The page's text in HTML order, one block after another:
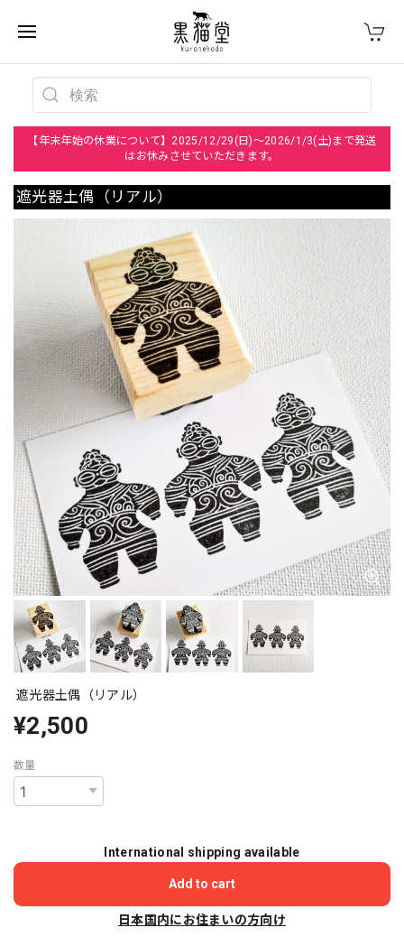
【年末年始の休業について】2025/12/29(日)～2026/1/3(土)まで発送
はお休みさせていただきます。
遮光器土偶（リアル）
遮光器土偶（リアル）
¥2,500
数量
International shipping available
Add to cart
日本国内にお住まいの方向け